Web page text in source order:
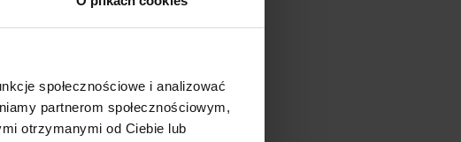
społecznościowe i analizować
partnerom społecznościowym,
otrzymanymi od Ciebie lub